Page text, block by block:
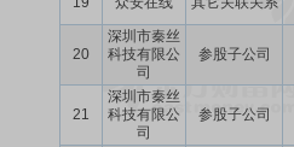
20
深圳市秦丝
科技有限公
司
参股子公司
21
深圳市秦丝
科技有限公
司
参股子公司